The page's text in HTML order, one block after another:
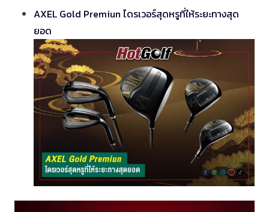
AXEL Gold Premiun ไดรเวอร์สุดหรูที่ให้ระยะทางสุด
ยอด